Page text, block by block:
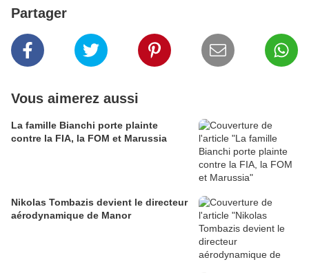
Partager
Vous aimerez aussi
La famille Bianchi porte plainte
contre la FIA, la FOM et Marussia
Nikolas Tombazis devient le directeur
aérodynamique de Manor